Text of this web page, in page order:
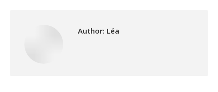
Author: Léa